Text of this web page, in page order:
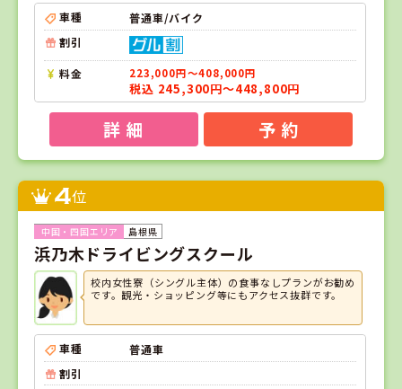
車種
普通車/バイク
割引
料金 223,000円～408,000円
税込 245,300円～448,800円
詳 細 予 約
4位
島根県
浜乃木ドライビングスクール
校内女性寮（シングル主体）の食事なしプランがお勧め
です。観光・ショッピング等にもアクセス抜群です。
車種
普通車
割引